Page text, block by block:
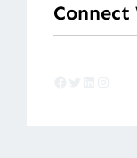
Connect